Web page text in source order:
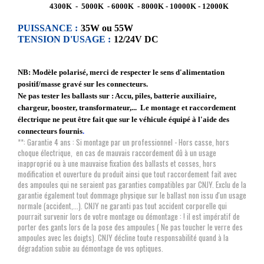
4300K - 5000K - 6000K - 8000K - 10000K - 12000K
PUISSANCE : 35W ou 55W
TENSION D'USAGE : 12/24V DC
NB: Modèle polarisé, merci de respecter le sens d'alimentation
positif/masse gravé sur les connecteurs.
Ne pas tester les ballasts sur : Accu, piles, batterie auxiliaire,
chargeur, booster, transformateur,... Le montage et raccordement
électrique ne peut être fait que sur le véhicule équipé à l'aide des
connecteurs fournis.
**: Garantie 4 ans : Si montage par un professionnel - Hors casse, hors
choque électrique, en cas de mauvais raccordement dû à un usage
inapproprié ou à une mauvaise fixation des ballasts et cosses, hors
modification et ouverture du produit ainsi que tout raccordement fait avec
des ampoules qui ne seraient pas garanties compatibles par CNJY. Exclu de la
garantie également tout dommage physique sur le ballast non issu d'un usage
normale (accident,...). CNJY ne garanti pas tout accident corporelle qui
pourrait survenir lors de votre montage ou démontage : ! il est impératif de
porter des gants lors de la pose des ampoules ( Ne pas toucher le verre des
ampoules avec les doigts). CNJY décline toute responsabilité quand à la
dégradation subie au démontage de vos optiques.